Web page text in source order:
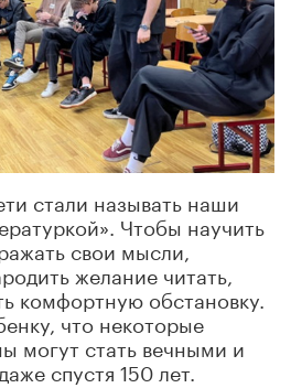
стали называть наши
Чтобы научить
свои мысли,
желание читать,
комфортную обстановку.
что некоторые
могут стать вечными и
спустя 150 лет.